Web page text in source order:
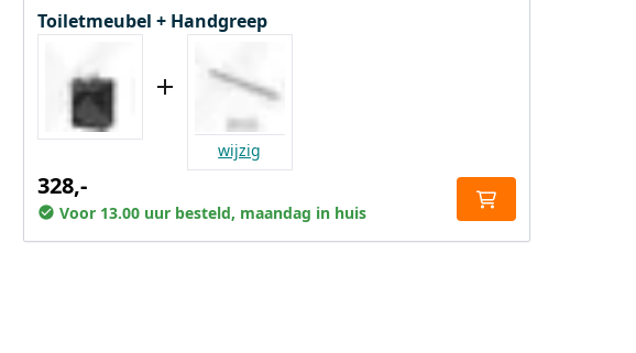
Toiletmeubel + Handgreep
wijzig
328,-
Voor 13.00 uur besteld, maandag in huis